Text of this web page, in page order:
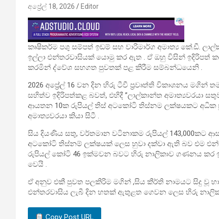
අප්‍රේල් 18, 2026 Editor
කෘෂිකර්ම පශු සම්පත් ඉඩම් සහ වාරිමාර්ග අමාත්‍ය කේ.ඩී.
ඉල්ලා එන්තරවාසියක් යොමු කර ඇත . ඒ ඔහු විසින් ඉදිරිපත්
කරමින් ද්වේශ සහගත පුවතක් පළ කිරීම සම්බන්ධයෙනි .
2026 අප්‍රේල් 16 වන දින හිරු ටීවී ප්‍රවෘත්ති විකාශනය මගින්
සහිත්ව ඉදිරිපත්කළ බවත්, එහිදී ”ලාල්කාන්ත
ආයතන 10ක රුපියල් තිස් අටකෝටි තිස්නම ලක්ෂයකට අධික
අමාත්‍යවරයා කියා සිටී .
සිය දියණිය සතු, වර්තමාන වටිනාකම රුපියල් 143,000කට
අටකෝටි තිස්නම් ලක්ෂයක් ලෙස හුවා දක්වා ඇති බව එම
රුපියල් කෝටි 46 ඉක්මවන බවට හිරු නාලිකාව ගණනය කර
වෙයි .
ඒ අනුව එකී පුවත පලකිරිම මගින් ,සිය කීර්ති නාමයට සිදු වූ
එන්තරවාසිය ලැබී දින හතක් ඇතුළත ගෙවන ලෙස හිරු
Copy Post URL